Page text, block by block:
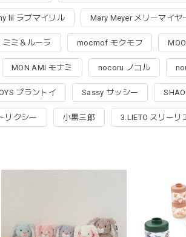
lil ラブマイリル Mary Meyer メリーマイヤ
ミミ＆ルーラ mocmof モクモフ
MON AMI モナミ nocoru ノコル
プラントイ Sassy サッシー
リクシー 小黒三郎 3.LIETO スリーリ